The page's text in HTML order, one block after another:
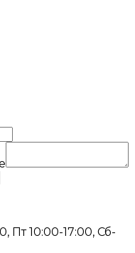
Пт 10:00-17:00, Сб-